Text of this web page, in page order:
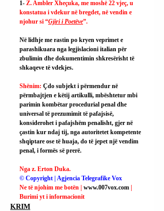
1- Z. Ambler Xheçuka, me moshë 22 vjeç, u
konstatua i vdekur në bregdet, në vendin e
njohur si “Gjiri i Poetëve”.
Në lidhje me rastin po kryen veprimet e
parashikuara nga legjislacioni italian për
zbulimin dhe dokumentimin shkresërisht të
shkaqeve të vdekjes.
Shënim: Çdo subjekt i përmendur në
përmbajtjen e këtij artikulli, mbështetur mbi
parimin kombëtar procedurial penal dhe
universal të prezumimit të pafajsisë,
konsiderohet i pafajshëm penalisht, gjer në
çastin kur ndaj tij, nga autoritetet kompetente
shqiptare ose të huaja, do të jepet një vendim
penal, i formës së prerë.
Nga z. Erton Duka.
© Copyright | Agjencia Telegrafike Vox
Ne të njohim me botën | www.007vox.com
Burimi yt i informacionit
KRIM